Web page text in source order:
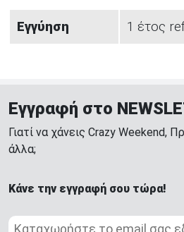
Εγγύηση 1 έτος
Εγγραφή στο
Γιατί να χάνεις Crazy Weekend,
άλλα;
Κάνε την εγγραφή σου τώρα!